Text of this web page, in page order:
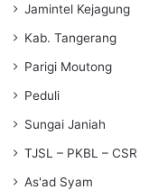
Jamintel Kejagung
Kab. Tangerang
Parigi Moutong
Peduli
Sungai Janiah
TJSL – PKBL – CSR
As'ad Syam